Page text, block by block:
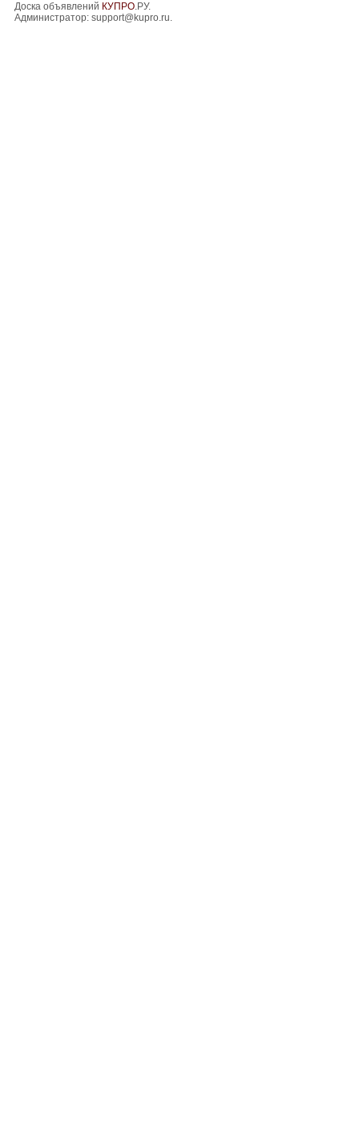
Доска объявлений КУПРО.РУ.
Администратор: support@kupro.ru.